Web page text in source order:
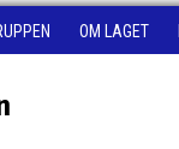
OM LAGET